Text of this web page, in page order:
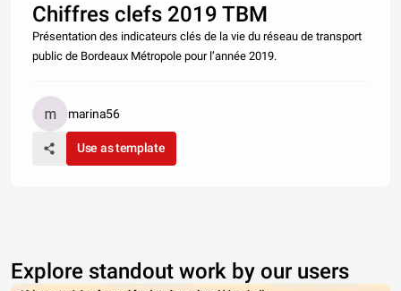
Chiffres clefs 2019 TBM
Présentation des indicateurs clés de la vie du réseau de transport
public de Bordeaux Métropole pour l’année 2019.
marina56
Use as template
Explore standout work by our users